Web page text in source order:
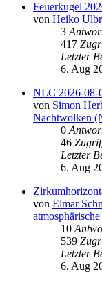
Feuerkugel
von Heiko
3
417
Letzter
6. Aug
NLC 2026-08-
von Simon
Nachtwolken
0
46
Letzter
6. Aug
von Elmar
10
539
Letzter
6. Aug